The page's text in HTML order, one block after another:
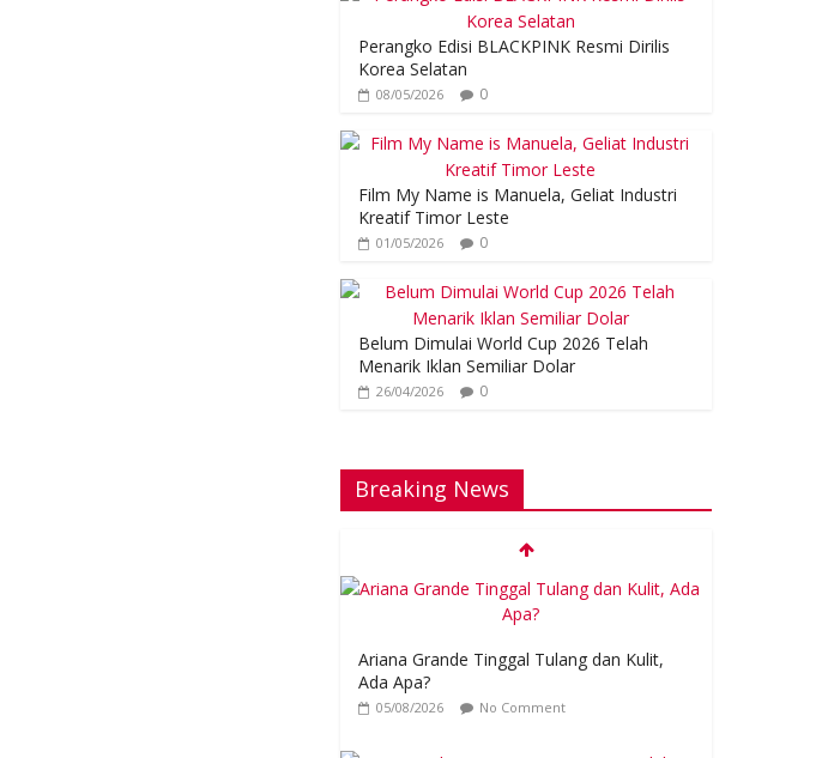
Perangko Edisi BLACKPINK Resmi Dirilis
Korea Selatan
08/05/2026 0
Film My Name is Manuela, Geliat Industri
Kreatif Timor Leste
01/05/2026 0
Belum Dimulai World Cup 2026 Telah
Menarik Iklan Semiliar Dolar
26/04/2026 0
Breaking News
Ariana Grande Tinggal Tulang dan Kulit,
Ada Apa?
05/08/2026 No Comment